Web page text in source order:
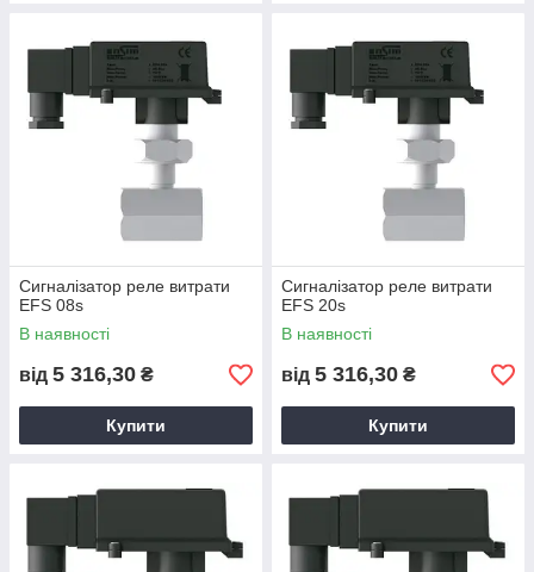
Сигналізатор реле витрати
EFS 08s
В наявності
від 5 316,30 ₴
Купити
Сигналізатор реле витрати
EFS 20s
В наявності
від 5 316,30 ₴
Купити